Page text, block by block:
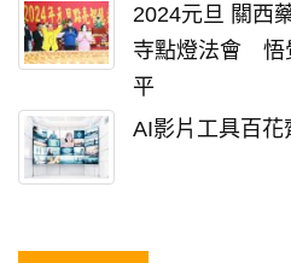
2024元旦 關西
寺點燈法會 悟
平
AI影片工具百